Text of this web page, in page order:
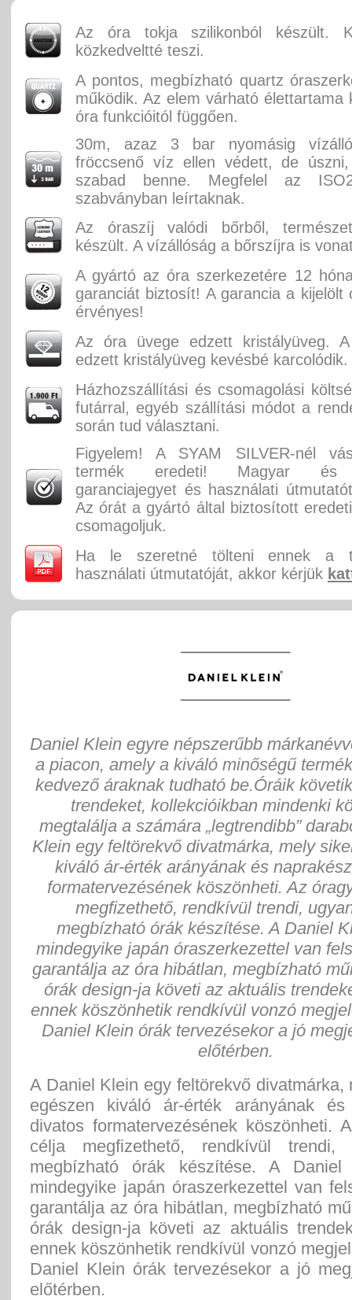
Az óra tokja szilikonból készült.
közkedveltté teszi.
A pontos, megbízható quartz
működik. Az elem várható élettartama
óra funkcióitól függően.
30m, azaz 3 bar nyomásig
fröccsenő víz ellen védett, de
szabad benne. Megfelel az
szabványban leírtaknak.
Az óraszíj valódi bőrből,
készült. A vízállóság a bőrszíjra is
A gyártó az óra szerkezetére 12
garanciát biztosít! A garancia a kijelölt
érvényes!
Az óra üvege edzett kristályüveg.
edzett kristályüveg kevésbé karcolódik.
Házhozszállítási és csomagolási
futárral, egyéb szállítási módot a
során tud választani.
Figyelem! A SYAM SILVER-nél
termék eredeti! Magyar és
garanciajegyet és használati
Az órát a gyártó által biztosított
csomagoljuk.
Ha le szeretné tölteni ennek a
használati útmutatóját, akkor kérjük
Daniel Klein egyre népszerűbb
a piacon, amely a kiváló minőségű
kedvező áraknak tudható be.Óráik
trendeket, kollekcióikban mindenki
megtalálja a számára „legtrendibb”
Klein egy feltörekvő divatmárka, mely
kiváló ár-érték arányának és
formatervezésének köszönheti. Az
megfizethető, rendkívül trendi,
megbízható órák készítése. A Daniel
mindegyike japán óraszerkezettel van
garantálja az óra hibátlan, megbízható
órák design-ja követi az aktuális
ennek köszönhetik rendkívül vonzó
Daniel Klein órák tervezésekor a jó
előtérben.
A Daniel Klein egy feltörekvő divatmárka,
egészen kiváló ár-érték arányának és
divatos formatervezésének köszönheti.
célja megfizethető, rendkívül trendi,
megbízható órák készítése. A
mindegyike japán óraszerkezettel van
garantálja az óra hibátlan, megbízható
órák design-ja követi az aktuális
ennek köszönhetik rendkívül vonzó
Daniel Klein órák tervezésekor a jó
előtérben.